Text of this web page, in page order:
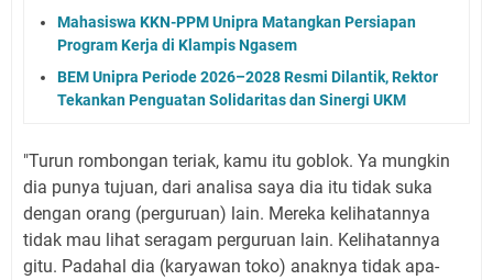
Mahasiswa KKN-PPM Unipra Matangkan Persiapan
Program Kerja di Klampis Ngasem
BEM Unipra Periode 2026–2028 Resmi Dilantik, Rektor
Tekankan Penguatan Solidaritas dan Sinergi UKM
"Turun rombongan teriak, kamu itu goblok. Ya mungkin
dia punya tujuan, dari analisa saya dia itu tidak suka
dengan orang (perguruan) lain. Mereka kelihatannya
tidak mau lihat seragam perguruan lain. Kelihatannya
gitu. Padahal dia (karyawan toko) anaknya tidak apa-